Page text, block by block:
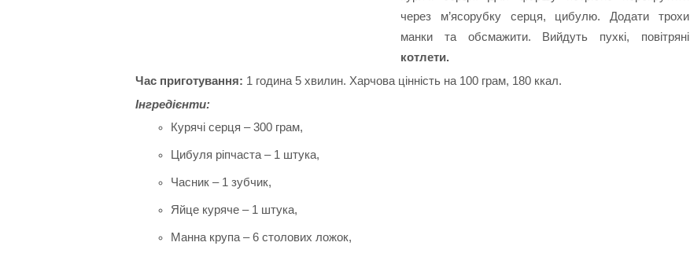
через м’ясорубку серця, цибулю. Додати трохи
манки та обсмажити. Вийдуть пухкі, повітряні
котлети.
Час приготування: 1 година 5 хвилин. Харчова цінність на 100 грам, 180 ккал.
Інгредієнти:
Курячі серця –300 грам,
Цибуля ріпчаста – 1 штука,
Часник – 1 зубчик,
Яйце куряче – 1 штука,
Манна крупа – 6 столових ложок,